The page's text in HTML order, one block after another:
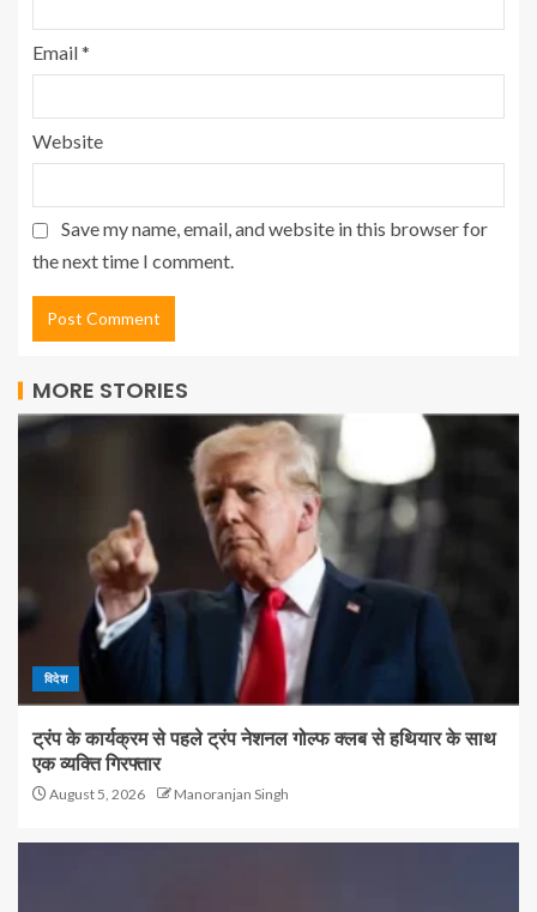
Email*
Website
Save my name, email, and website in this browser for
the next time I comment.
MORE STORIES
विदेश
ट्रंप के कार्यक्रम से पहले ट्रंप नेशनल गोल्फ क्लब से हथियार के साथ
एक व्यक्ति गिरफ्तार
August 5, 2026 Manoranjan Singh